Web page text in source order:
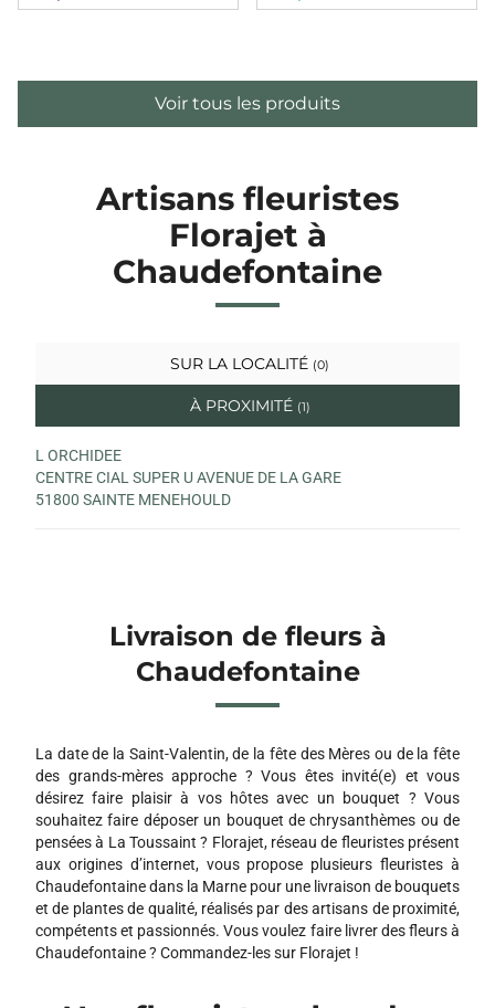
Voir tous les produits
Artisans fleuristes
Florajet à
Chaudefontaine
SUR LA LOCALITÉ (0)
À PROXIMITÉ (1)
L ORCHIDEE
CENTRE CIAL SUPER U AVENUE DE LA GARE
51800 SAINTE MENEHOULD
Livraison de fleurs à
Chaudefontaine
La date de la Saint-Valentin, de la fête des Mères ou de la fête
des grands-mères approche ? Vous êtes invité(e) et vous
désirez faire plaisir à vos hôtes avec un bouquet ? Vous
souhaitez faire déposer un bouquet de chrysanthèmes ou de
pensées à La Toussaint ? Florajet, réseau de fleuristes présent
aux origines d’internet, vous propose plusieurs fleuristes à
Chaudefontaine dans la Marne pour une livraison de bouquets
et de plantes de qualité, réalisés par des artisans de proximité,
compétents et passionnés. Vous voulez faire livrer des fleurs à
Chaudefontaine ? Commandez-les sur Florajet !